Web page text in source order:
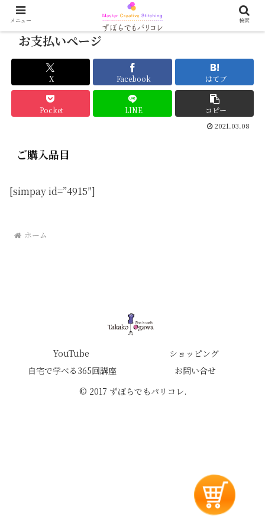
お支払いページ
X Facebook はてブ
Pocket LINE コピー
2021.03.08
ご購入品目
[simpay id=”4915″]
ホーム
YouTube
ショッピング
自宅で学べる365回講座
お問い合せ
© 2017 ずぼらでもパリコレ.
メニュー 検索